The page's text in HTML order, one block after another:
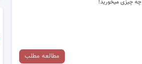
چه چیزی میخورید!
مطالعه مطلب